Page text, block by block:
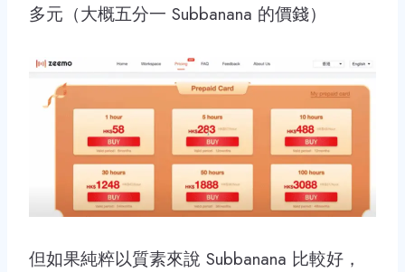
多元（大概五分一 Subbanana 的價錢）
但如果純粹以質素來說 Subbanana 比較好，